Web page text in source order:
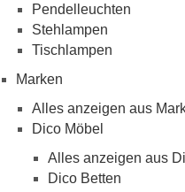
Pendelleuchten
Stehlampen
Tischlampen
Marken
Alles anzeigen aus
Dico Möbel
Alles anzeigen aus
Dico Betten